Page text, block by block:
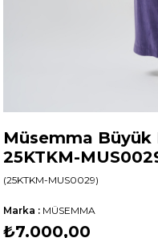
Müsemma Büyük
25KTKM-
(25KTKM-MUS0029)
Marka : MÜSEMMA
₺7.000,00